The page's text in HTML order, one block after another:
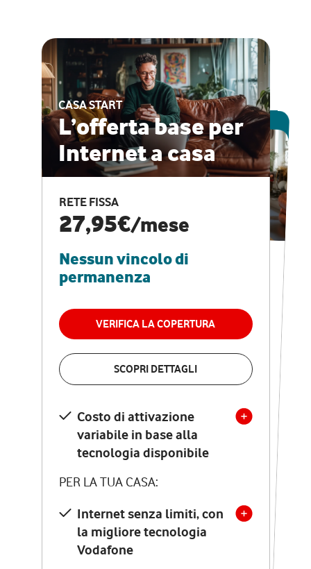
CASA START
L’offerta base per
Internet a casa
RETE FISSA
27,95€/mese
Nessun vincolo di
permanenza
VERIFICA LA COPERTURA
SCOPRI DETTAGLI
Costo di attivazione
variabile in base alla
tecnologia disponibile
PER LA TUA CASA:
Internet senza limiti, con
la migliore tecnologia
Vodafone
ESCLUSIVA ONLINE
CASA PRO
Internet veloce e
vantaggi speciali
RETE FISSA + VODAFONE CLUB
29,95€
permanenza
VERIFICA LA COPERTURA
Costo di attivazione
variabile in base alla
tecnologia disponibile
PER LA TUA CASA:
Internet senza limiti, con
la migliore tecnologia
Vodafone
Modem Seven con Wi-Fi 7